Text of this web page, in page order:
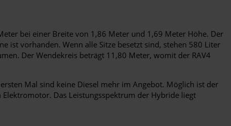
bei einer Breite von 1,86 Meter und 1,69 Meter Höhe. Der
ist vorhanden. Wenn alle Sitze besetzt sind, stehen 580 Liter
Der Wendekreis beträgt 11,80 Meter, womit der RAV4
Mal sind keine Diesel mehr im Angebot. Möglich ist der
Das Leistungsspektrum der Hybride liegt